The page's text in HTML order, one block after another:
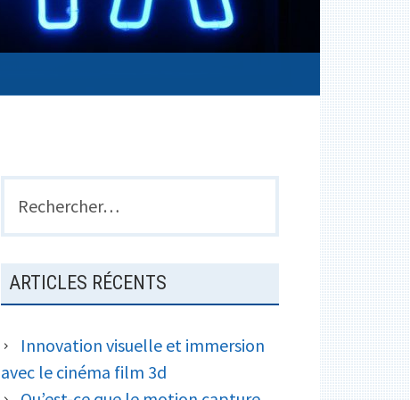
BARRE
LATÉRALE
PRINCIPALE
ARTICLES RÉCENTS
Innovation visuelle et immersion
avec le cinéma film 3d